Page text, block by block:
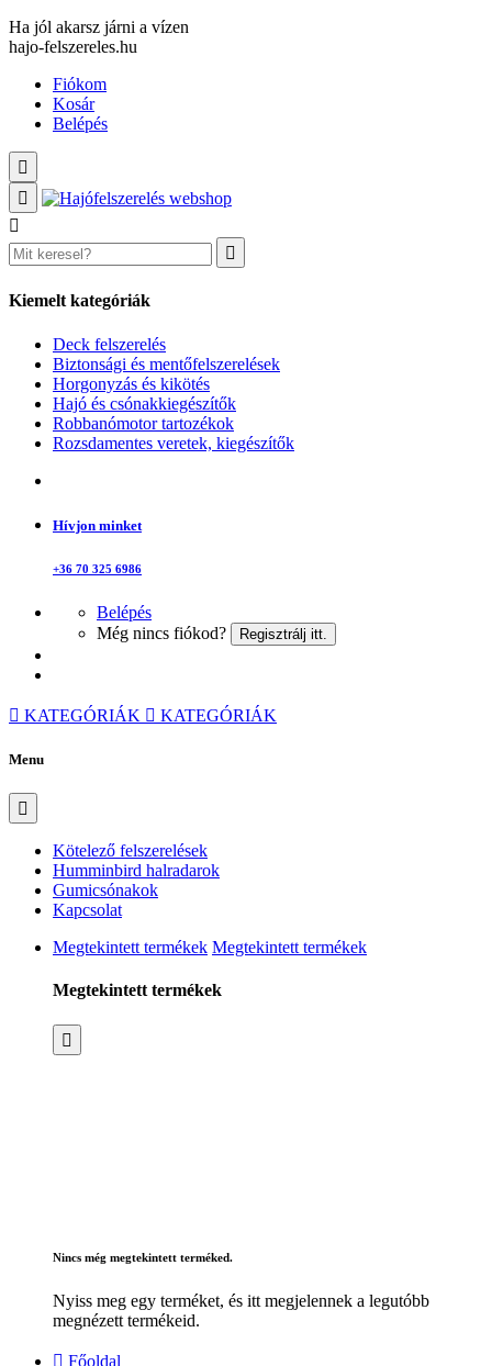
Ha jól akarsz járni a vízen
hajo-felszereles.hu
Fiókom
Kosár
Belépés
Kiemelt kategóriák
Deck felszerelés
Biztonsági és mentőfelszerelések
Horgonyzás és kikötés
Hajó és csónakkiegészítők
Robbanómotor tartozékok
Rozsdamentes veretek, kiegészítők
Hívjon minket
+36 70 325 6986
Belépés
Még nincs fiókod?
Regisztrálj itt.
KATEGÓRIÁK KATEGÓRIÁK
Menu
Kötelező felszerelések
Humminbird halradarok
Gumicsónakok
Kapcsolat
Megtekintett termékek Megtekintett termékek
Megtekintett termékek
Nincs még megtekintett terméked.
Nyiss meg egy terméket, és itt megjelennek a legutóbb
megnézett termékeid.
Főoldal